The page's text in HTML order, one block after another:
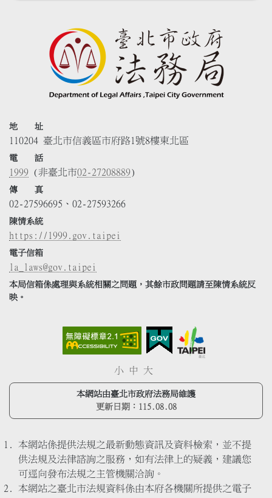
地 址
110204 臺北市信義區市府路1號8樓東北區
電 話
1999 (非臺北市02-27208889)
傳 真
02-27596695、02-27593266
陳情系統
https://1999.gov.taipei
電子信箱
la_laws@gov.taipei
本局信箱係處理與系統相關之問題，其餘市政問題請至陳情系統反
映。
小 中 大
本網站由臺北市政府法務局維護
更新日期： 115.08.08
本網站係提供法規之最新動態資訊及資料檢索，並不提
供法規及法律諮詢之服務，如有法律上的疑義，建議您
可逕向發布法規之主管機關洽詢。
本網站之臺北市法規資料係由本府各機關所提供之電子